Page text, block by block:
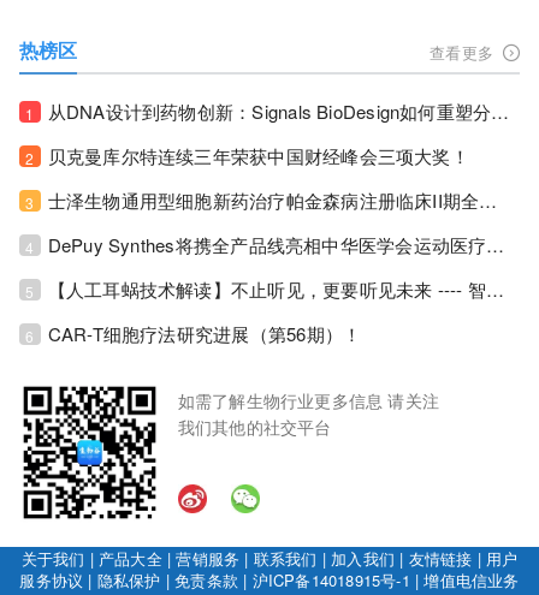
热榜区 查看更多
1 从DNA设计到药物创新：Signals BioDesign如何重塑分子生物学研发生态！
2 贝克曼库尔特连续三年荣获中国财经峰会三项大奖！
3 士泽生物通用型细胞新药治疗帕金森病注册临床II期全部入组完成！
4 DePuy Synthes将携全产品线亮相中华医学会运动医疗分会大会，加码布局中国运动医学创新赛道！
5 【人工耳蜗技术解读】不止听见，更要听见未来 ---- 智能耳蜗，开启人工耳蜗技术新纪元！
6 CAR-T细胞疗法研究进展（第56期）！
如需了解生物行业更多信息 请关注
我们其他的社交平台
关于我们 | 产品大全|营销服务 | 联系我们 | 加入我们 | 友情链接 | 用户
服务协议 | 隐私保护 |免责条款 | 沪ICP备14018915号-1 |增值电信业务